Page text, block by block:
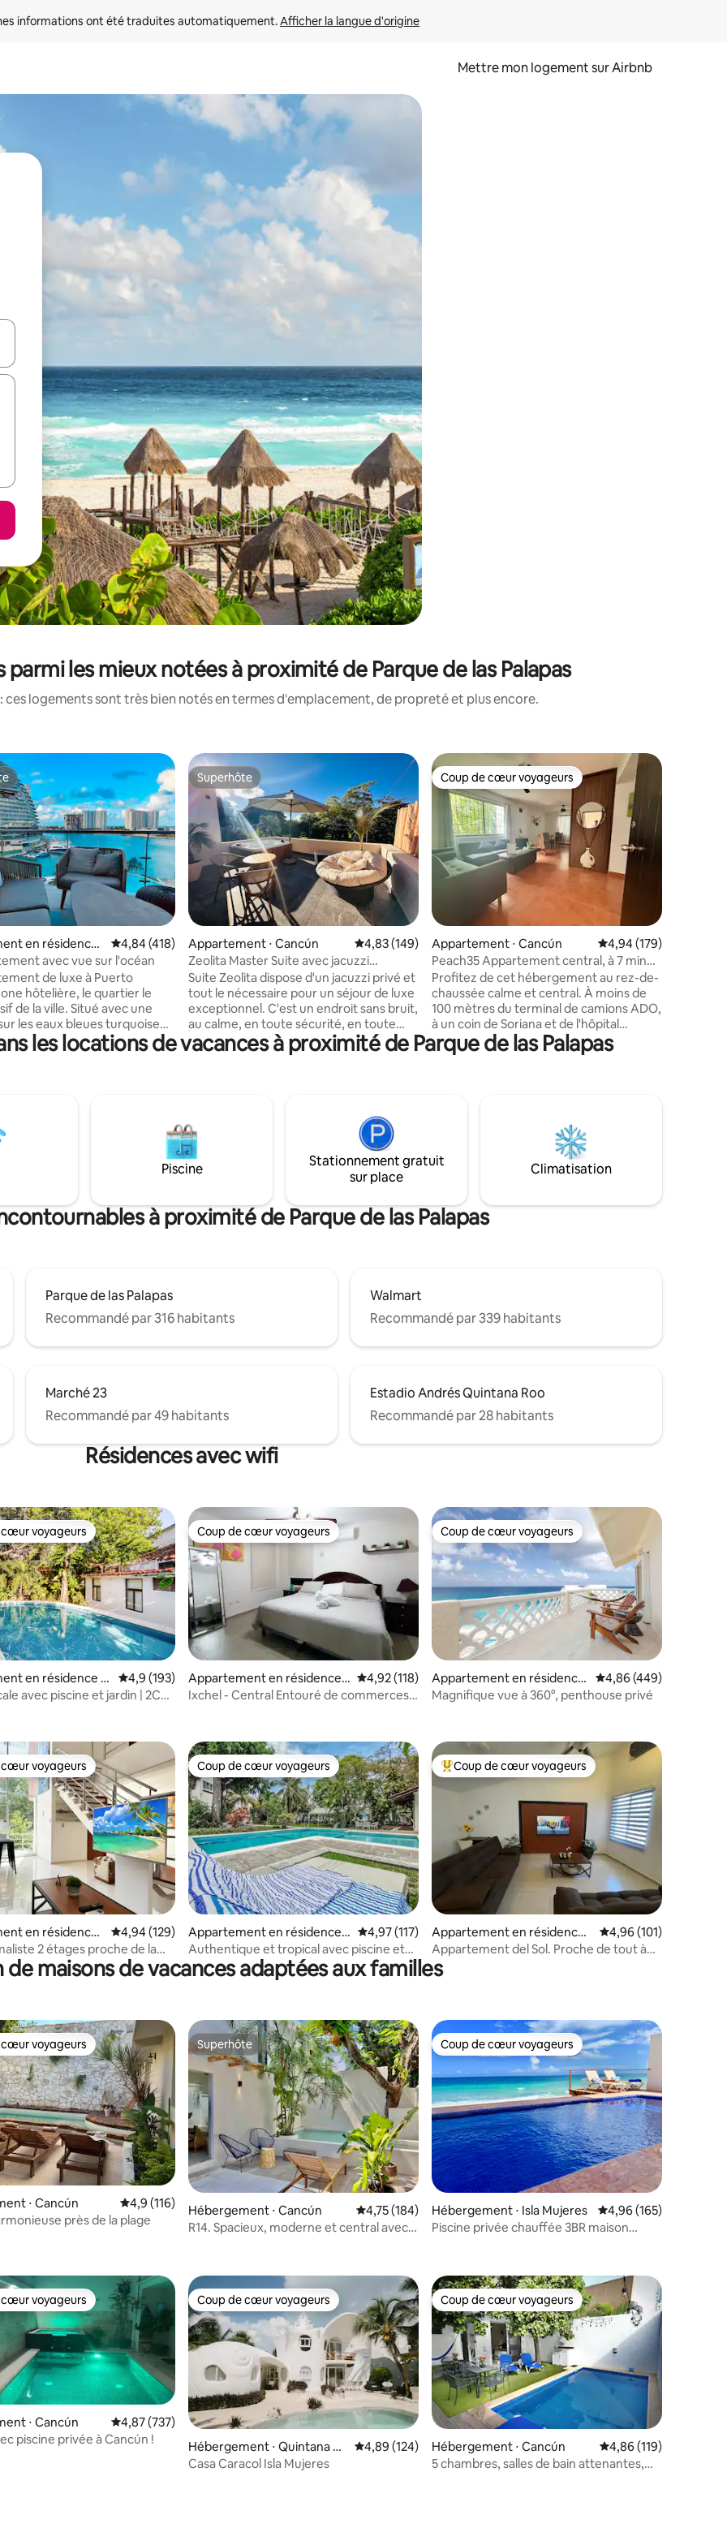
informations ont été traduites automatiquement. Afficher la langue d'origine
Mettre mon logement sur Airbnb
le haut et vers le bas pour les parcourir ou en appuyant et en faisant glisser.
les mieux notées à proximité de Parque de las Palapas
ces logements sont très bien notés en termes d'emplacement, de propreté et plus encore.
base de 482 commentaires : 4,93 sur 5
en résidence ⋅
Évaluation moyenne sur la base de 418 commentaires : 4,84 sur 5
4,84 (418)
avec vue sur l'océan
de luxe à Puerto
hôtelière, le quartier le
de la ville. Situé avec une
les eaux bleues turquoise
Caraïbes. Décoré dans les
votre séjour sera très
Marina Puerto
vous pouvez descendre à
trouver des restaurants, des
des divertissements, etc.
Superhôte
Superhôte
Appartement ⋅ Cancún Évaluation moyenne sur la base de 149 commentaires : 4,83 sur 5
4,83 (149)
Zeolita Master Suite avec jacuzzi
@CuevaLua
Suite Zeolita dispose d'un jacuzzi privé et
tout le nécessaire pour un séjour de luxe
exceptionnel. C'est un endroit sans bruit,
au calme, en toute sécurité, en toute
sécurité et parking gratuit. Il est situé
dans une excellente zone devant
locations de voitures, etc. L'appartement
a tout ce dont vous avez besoin pour
cuisiner, des serviettes et des matelas en
mousse à mémoire de forme.
Coup de cœur voyageurs
Coup de cœur voyageurs
Appartement ⋅ Cancún Évaluation moyenne
4,94 (179)
Peach35 Appartement central, à 7 min
de la plage
Profitez de cet hébergement au rez-de-
chaussée calme et central. À moins de
100 mètres du terminal de camions ADO,
à un coin de Soriana et de l'hôpital
Playamed, ainsi qu'à quelques coins de
l'entrée de la zone hôtelière et du port
restaurants, des marchés 23, 28 et du
parc des palapas.
les locations de vacances à proximité de Parque de las Palapas
Piscine
Stationnement gratuit
sur place
Climatisation
à proximité de Parque de las Palapas
Parque de las Palapas
Recommandé par 316 habitants
Walmart
Recommandé par 339 habitants
Marché 23
Recommandé par 49 habitants
Estadio Andrés Quintana Roo
Recommandé par 28 habitants
Résidences avec wifi
base de 120 commentaires : 4,88 sur 5
cœur voyageurs
voyageurs
en résidence ⋅
Évaluation moyenne sur la base de 193 commentaires : 4,9 sur 5
4,9 (193)
avec piscine et jardin | 2Ch,
Coup de cœur voyageurs
Coup de cœur voyageurs
Appartement en résidence ⋅
Cancún
Évaluation moyenne sur la base de 118 commentaires : 4,92 sur 5
4,92 (118)
Ixchel - Central Entouré de commerces
Coup de cœur voyageurs
Coup de cœur voyageurs
Appartement en résidence
⋅ Cancún
Évaluation moyenne
4,86 (449)
Magnifique vue à 360°, penthouse privé
base de 179 commentaires : 4,93 sur 5
cœur voyageurs
voyageurs
en résidence ⋅
Évaluation moyenne sur la base de 129 commentaires : 4,94 sur 5
4,94 (129)
2 étages proche de la
Coup de cœur voyageurs
Coup de cœur voyageurs
Appartement en résidence ⋅
Cancún
Évaluation moyenne sur la base de 117 commentaires : 4,97 sur 5
4,97 (117)
Authentique et tropical avec piscine et
vue sur le jardin
Coups de cœur voyageurs les plus appréciés
Coup de cœur voyageurs
Appartement en résidence ⋅
Cancún
Évaluation moyenne
4,96 (101)
Appartement del Sol. Proche de tout à
Cancún.
de maisons de vacances adaptées aux familles
base de 192 commentaires : 4,99 sur 5
cœur voyageurs
voyageurs
⋅ Cancún Évaluation moyenne sur la base de 116 commentaires : 4,9 sur 5
4,9 (116)
près de la plage
Superhôte
Superhôte
Hébergement ⋅ Cancún Évaluation moyenne sur la base de 184 commentaires : 4,75 sur 5
4,75 (184)
R14. Spacieux, moderne et central avec
Coup de cœur voyageurs
Coup de cœur voyageurs
Hébergement ⋅ Isla Mujeres Évaluation moyenne
4,96 (165)
Piscine privée chauffée 3BR maison
voyageurs
voyageurs
⋅ Cancún Évaluation moyenne sur la base de 737 commentaires : 4,87 sur 5
4,87 (737)
piscine privée à Cancún !
Coup de cœur voyageurs
Coup de cœur voyageurs
Hébergement ⋅ Quintana Ro
o
Évaluation moyenne sur la base de 124 commentaires : 4,89 sur 5
4,89 (124)
Casa Caracol Isla Mujeres
Coup de cœur voyageurs
Coup de cœur voyageurs
Hébergement ⋅ Cancún Évaluation moyenne
4,86 (119)
5 chambres, salles de bain attenantes,